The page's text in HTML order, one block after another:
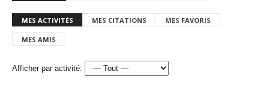
MES ACTIVITÉS MES CITATIONS MES FAVORIS
MES AMIS
Afficher par activité: